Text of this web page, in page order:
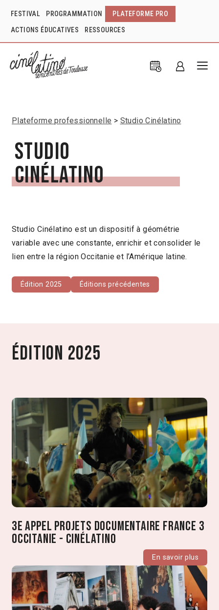
FESTIVAL PROGRAMMATION PLATEFORME PRO
ACTIONS ÉDUCATIVES RESSOURCES
Plateforme professionnelle Studio Cinélatino
Studio
Cinélatino
Studio Cinélatino est un dispositif à géométrie
variable avec une constante, enrichir et consolider le
lien entre la région Occitanie et l’Amérique latine.
Édition 2025 Éditions précédentes
Édition 2025
3e Appel projets documentaire France 3
Occitanie - Cinélatino
En savoir plus